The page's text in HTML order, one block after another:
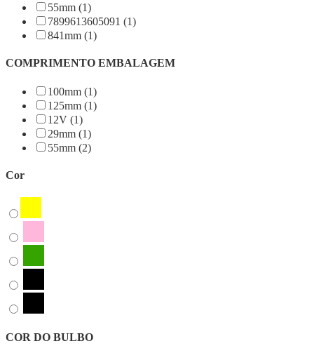
55mm (1)
7899613605091 (1)
841mm (1)
COMPRIMENTO EMBALAGEM
100mm (1)
125mm (1)
12V (1)
29mm (1)
55mm (2)
Cor
COR DO BULBO